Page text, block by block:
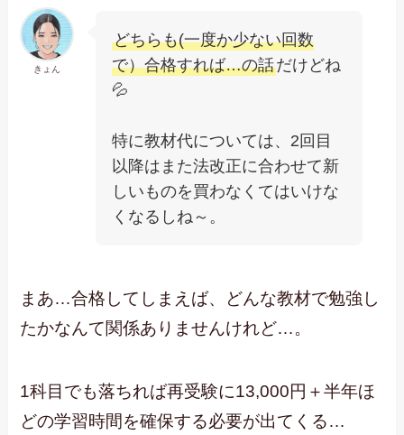
きょん
どちらも(一度か少ない回数
で）合格すれば…の話だけどね
💦
特に教材代については、2回目
以降はまた法改正に合わせて新
しいものを買わなくてはいけな
くなるしね～。
まあ…合格してしまえば、どんな教材で勉強し
たかなんて関係ありませんけれど…。
1科目でも落ちれば再受験に13,000円＋半年ほ
どの学習時間を確保する必要が出てくる…